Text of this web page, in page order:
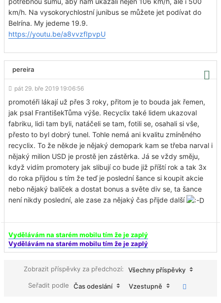
km/h. Na vysokorychlostní junibus se můžete jet podívat do
Belrína. My jedeme 19.9.
https://youtu.be/a8vvzfIpvpU
pereira
pát 29. bře 2019 19:06:56
promotéři lákají už přes 3 roky, přitom je to bouda jak řemen,
jak psal FrantišekTůma výše. Recyclix také lidem ukazoval
fabriku, lidi tam byli, natáčeli se tam, fotili se, osahali si vše,
přesto to byl dobrý tunel. Tohle nemá ani kvalitu zmíněného
recyclix. To že někde je nějaký demopark kam se třeba narval i
nějaký milion USD je prostě jen zástěrka. Já se vždy směju,
když vidím promotery jak slibují co bude již příští rok a tak 3x
do roka přijdou s tím že teď je poslední šance si koupit akcie
nebo nějaký balíček a dostat bonus a světe div se, ta šance
není nikdy poslední, ale zase za nějaký čas přijde další
Vydělávám na starém mobilu tím že je zaplý
Vydělávám na starém mobilu tím že je zaplý
Zobrazit příspěvky za předchozí:
Všechny příspěvky
Seřadit podle
Čas odeslání Vzestupně